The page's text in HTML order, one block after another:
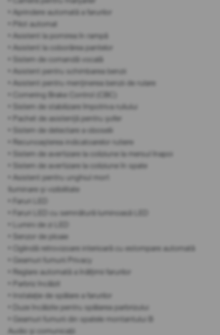
• Aprindere automată a farurilor
• Pilot automat
• Asistent la pornirea în rampă
• Asistent la coborârea pantelor
• Sistem de comandă vocală
• Asistent pentru schimbarea benzii
• Asistent pentru menținerea benzii de rulare
• Cornering Brake Control (CBC)
• Sistem de stabilizare împotriva ruliului
• Pachet de asistență pentru șofer
• Sistem de detectare a oboselii
• Recunoașterea indicatoarelor rutiere
• Sistem de avertizare la coliziune la mersul înapoi
• Sistem de avertizare la coliziune în spate
• Asistent pentru unghiul mort
Iluminare și vizibilitate
• Faruri LED
• Faruri LED cu semnătură luminoasă LED
• Lumini de zi LED
• Senzor de ploaie
• Oglindă retrovizoare interioară cu estompare automată
• Geamuri fumurii Privacy
• Reglare automată a înălțimii farurilor
• Parbriz încălzit
• Instalație de spălare a farurilor
• Duze încălzite pentru spălarea parbrizului
• Geamuri fumurii din spatele montantului B
Audio și comunicații